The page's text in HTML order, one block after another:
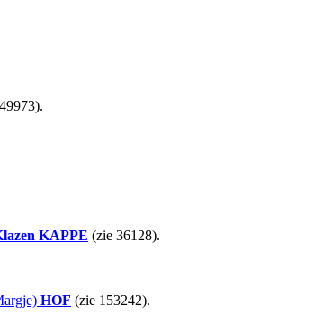
KAPPE (zie 36128).
HOF (zie 153242).